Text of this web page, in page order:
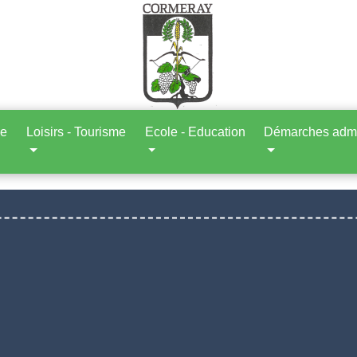
Loisirs - Tourisme Ecole - Education Démarches